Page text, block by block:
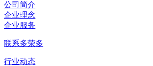
公司简介
企业理念
企业服务
联系多荣多
行业动态